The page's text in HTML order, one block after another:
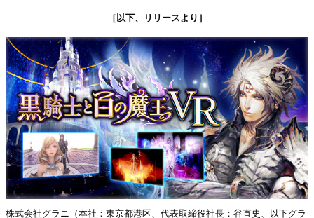
［以下、リリースより］
株式会社グラニ（本社：東京都港区、代表取締役社長：谷直史、以下グラ